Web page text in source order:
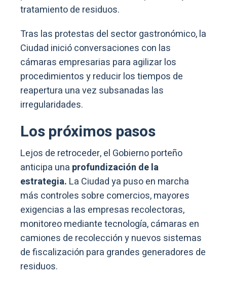
tratamiento de residuos.
Tras las protestas del sector gastronómico, la
Ciudad inició conversaciones con las
cámaras empresarias para agilizar los
procedimientos y reducir los tiempos de
reapertura una vez subsanadas las
irregularidades.
Los próximos pasos
Lejos de retroceder, el Gobierno porteño
anticipa una profundización de la
estrategia. La Ciudad ya puso en marcha
más controles sobre comercios, mayores
exigencias a las empresas recolectoras,
monitoreo mediante tecnología, cámaras en
camiones de recolección y nuevos sistemas
de fiscalización para grandes generadores de
residuos.